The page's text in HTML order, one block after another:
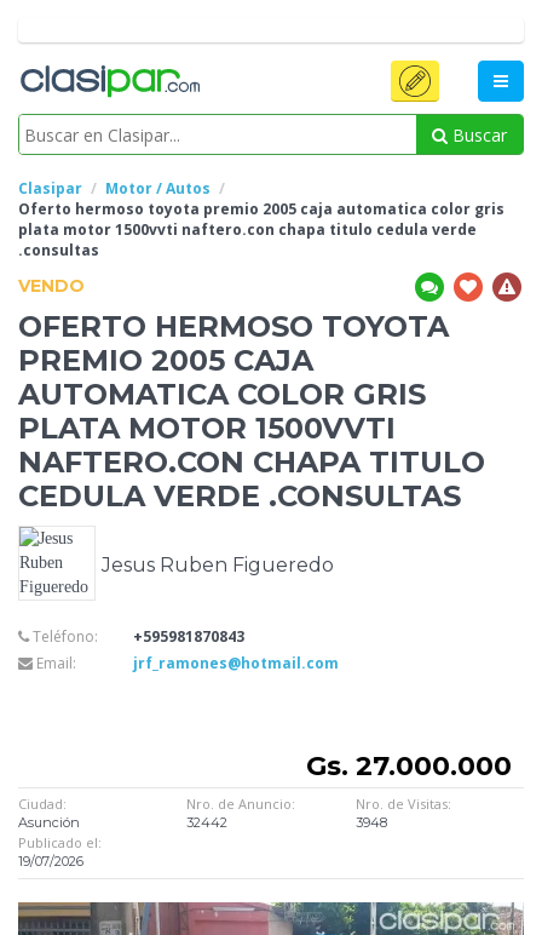
Buscar
Clasipar
Motor / Autos
Oferto hermoso toyota premio 2005 caja automatica color gris
plata motor 1500vvti naftero.con chapa titulo cedula verde
.consultas
VENDO
OFERTO HERMOSO TOYOTA
PREMIO 2005 CAJA
AUTOMATICA COLOR GRIS
PLATA MOTOR 1500VVTI
NAFTERO.CON CHAPA TITULO
CEDULA VERDE .CONSULTAS
Jesus Ruben Figueredo
Teléfono:
+595981870843
Email:
jrf_ramones@hotmail.com
Gs. 27.000.000
Ciudad:
Asunción
Nro. de Anuncio:
32442
Nro. de Visitas:
3948
Publicado el:
19/07/2026